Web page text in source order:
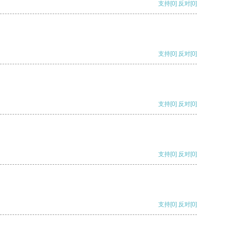
支持[0] 反对[0]
支持[0] 反对[0]
支持[0] 反对[0]
支持[0] 反对[0]
支持[0] 反对[0]